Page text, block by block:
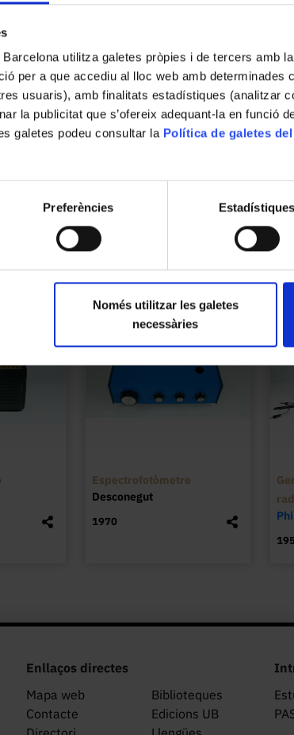
utilitza galetes pròpies i de tercers amb
per a que accediu al lloc web amb determinades
usuaris), amb finalitats estadístiques (analitzar
la publicitat que s’ofereix adequant-la en funció
galetes podeu consultar la Política de galetes
Preferències Estadístiques
Només utilitzar les galetes
necessàries
Model mecànic de doble cargol
una estructura de llautó amb
accionat manualment
cargol sense fi a una roda
Funcionament
En girar la maneta, el cargol
transmissió de moviment amb
dentada no pot fer girar el
principis bàsics de la transmissió
Dades històriques
Aquest tipus d’aparell formava
XIX, utilitzats per a la
meitat del segle XIX.
Llegir més
Espectrofotòmetre
Desconegut
1970
Enllaços directes
Mapa web
Biblioteques
Contacte
Edicions UB